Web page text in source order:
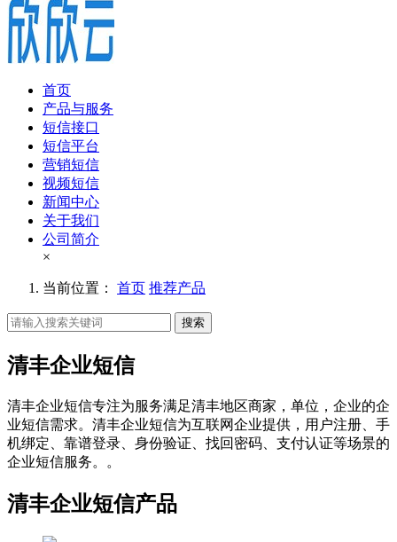
首页
产品与服务
短信接口
短信平台
营销短信
视频短信
新闻中心
关于我们
公司简介
×
当前位置： 首页 推荐产品
搜索
清丰企业短信
清丰企业短信专注为服务满足清丰地区商家，单位，企业的企
业短信需求。清丰企业短信为互联网企业提供，用户注册、手
机绑定、靠谱登录、身份验证、找回密码、支付认证等场景的
企业短信服务。。
清丰企业短信产品